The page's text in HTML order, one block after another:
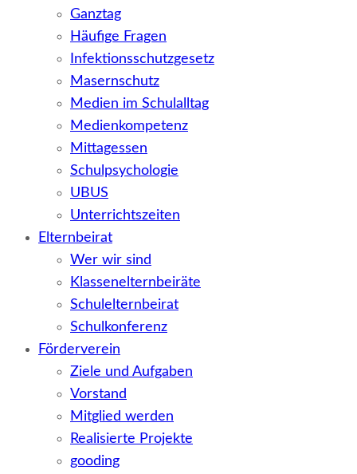
Ganztag
Häufige Fragen
Infektionsschutzgesetz
Masernschutz
Medien im Schulalltag
Medienkompetenz
Mittagessen
Schulpsychologie
UBUS
Unterrichtszeiten
Elternbeirat
Wer wir sind
Klassenelternbeiräte
Schulelternbeirat
Schulkonferenz
Förderverein
Ziele und Aufgaben
Vorstand
Mitglied werden
Realisierte Projekte
gooding